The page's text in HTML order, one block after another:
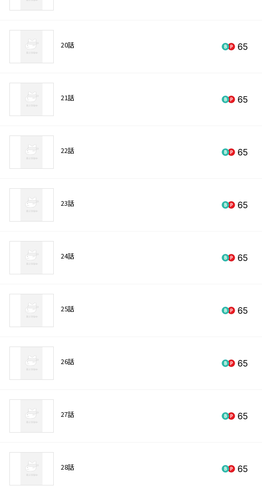
20話 65
21話 65
22話 65
23話 65
24話 65
25話 65
26話 65
27話 65
28話 65